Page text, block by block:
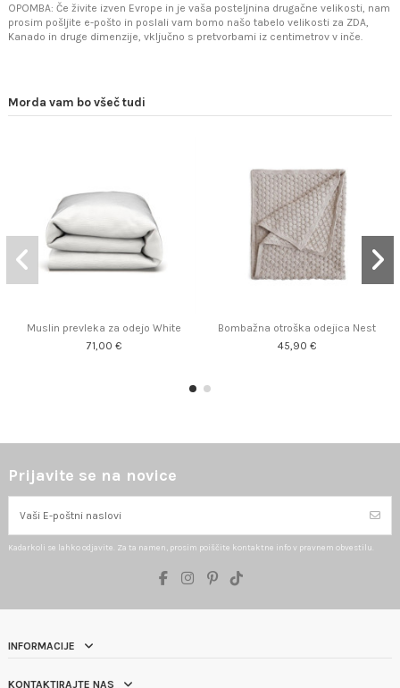
OPOMBA: Če živite izven Evrope in je vaša posteljnina drugačne velikosti, nam
prosim pošljite e-pošto in poslali vam bomo našo tabelo velikosti za ZDA,
Kanado in druge dimenzije, vključno s pretvorbami iz centimetrov v inče.
Morda vam bo všeč tudi
Muslin prevleka za odejo White
71,00 €
Bombažna otroška odejica Nest
45,90 €
Prijavite se na novice
Kadarkoli se lahko odjavite. Za ta namen, prosim poiščite kontaktne info v pravnem obvestilu.
INFORMACIJE
KONTAKTIRAJTE NAS